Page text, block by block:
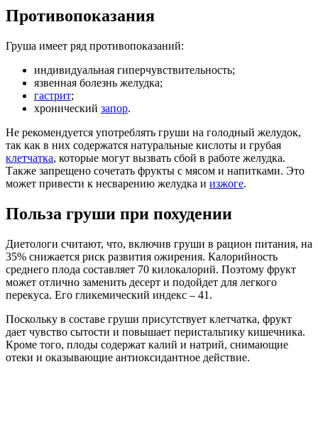
Противопоказания
Груша имеет ряд противопоказаний:
индивидуальная гиперчувствительность;
язвенная болезнь желудка;
гастрит;
хронический запор.
Не рекомендуется употреблять груши на голодный желудок,
так как в них содержатся натуральные кислоты и грубая
клетчатка, которые могут вызвать сбой в работе желудка.
Также запрещено сочетать фрукты с мясом и напитками. Это
может привести к несварению желудка и изжоге.
Польза груши при похудении
Диетологи считают, что, включив груши в рацион питания, на
35% снижается риск развития ожирения. Калорийность
среднего плода составляет 70 килокалорий. Поэтому фрукт
может отлично заменить десерт и подойдет для легкого
перекуса. Его гликемический индекс – 41.
Поскольку в составе груши присутствует клетчатка, фрукт
дает чувство сытости и повышает перистальтику кишечника.
Кроме того, плоды содержат калий и натрий, снимающие
отеки и оказывающие антиоксидантное действие.